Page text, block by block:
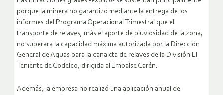
porque la minera no garantizó mediante la entrega de los
informes del Programa Operacional Trimestral que el
transporte de relaves, más el aporte de pluviosidad de la zona,
no superara la capacidad máxima autorizada por la Dirección
General de Aguas para la canaleta de relaves de la División El
Teniente de Codelco, dirigida al Embalse Carén.
Además, la empresa no realizó una aplicación anual de